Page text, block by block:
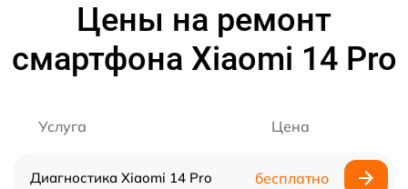
Цены на ремонт
смартфона Xiaomi 14 Pro
Услуга Цена
Диагностика Xiaomi 14 Pro бесплатно